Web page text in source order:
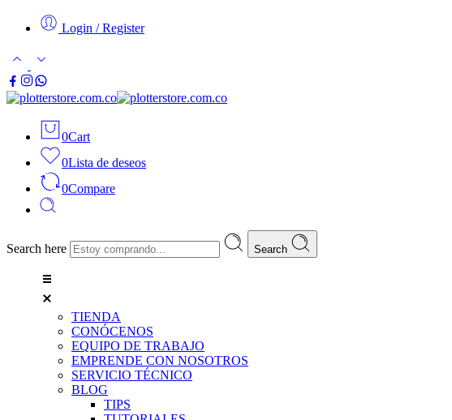
Login / Register
0Cart
0Lista de deseos
0Compare
Search here Search
TIENDA
CONÓCENOS
EQUIPO DE TRABAJO
EMPRENDE CON NOSOTROS
SERVICIO TÉCNICO
BLOG
TIPS